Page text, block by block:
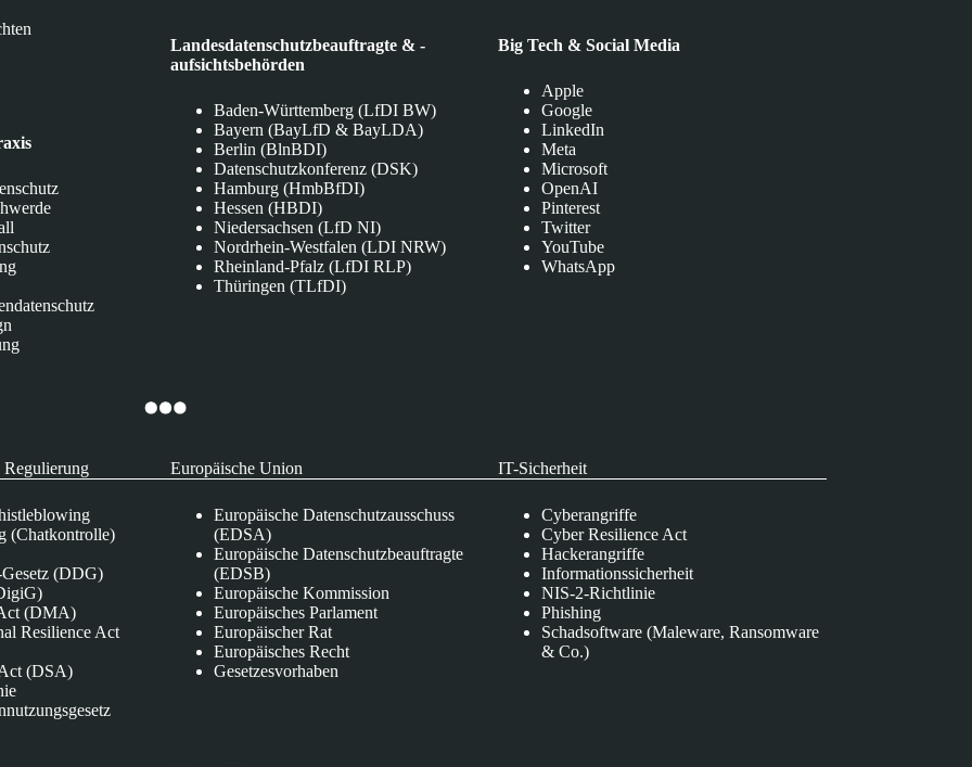
Landesdatenschutzbeauftragte & -
aufsichtsbehörden
Baden-Württemberg (LfDI BW)
Bayern (BayLfD & BayLDA)
Berlin (BlnBDI)
Datenschutzkonferenz (DSK)
Hamburg (HmbBfDI)
Hessen (HBDI)
Niedersachsen (LfD NI)
Nordrhein-Westfalen (LDI NRW)
Rheinland-Pfalz (LfDI RLP)
Thüringen (TLfDI)
Big Tech & Social Media
Apple
Google
LinkedIn
Meta
Microsoft
OpenAI
Pinterest
Twitter
YouTube
WhatsApp
(Chatkontrolle)
(DDG)
(DMA)
Resilience Act
(DSA)
Europäische Union
Europäische Datenschutzausschuss
(EDSA)
Europäische Datenschutzbeauftragte
(EDSB)
Europäische Kommission
Europäisches Parlament
Europäischer Rat
Europäisches Recht
Gesetzesvorhaben
IT-Sicherheit
Cyberangriffe
Cyber Resilience Act
Hackerangriffe
Informationssicherheit
NIS-2-Richtlinie
Phishing
Schadsoftware (Maleware, Ransomware
& Co.)